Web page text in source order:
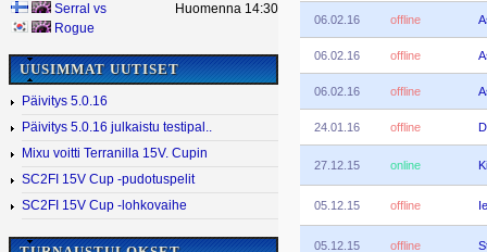
Serral vs
Rogue
Huomenna 14:30
UUSIMMAT UUTISET
Päivitys 5.0.16
Päivitys 5.0.16 julkaistu testipal..
Mixu voitti Terranilla 15V. Cupin
SC2FI 15V Cup -pudotuspelit
SC2FI 15V Cup -lohkovaihe
06.02.16 offline
06.02.16 offline
06.02.16 offline
24.01.16 offline
27.12.15 online
05.12.15 offline
05.12.15 offline